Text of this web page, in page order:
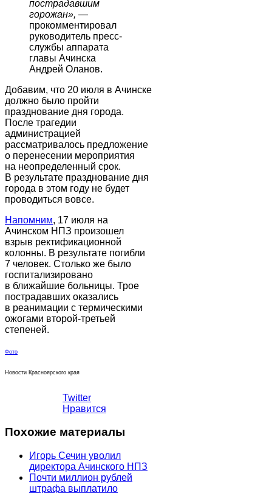
пострадавшим
горожан», —
прокомментировал
руководитель пресс-
службы аппарата
главы Ачинска
Андрей Оланов.
Добавим, что 20 июля в Ачинске
должно было пройти
празднование дня города.
После трагедии
администрацией
рассматривалось предложение
о перенесении мероприятия
на неопределенный срок.
В результате празднование дня
города в этом году не будет
проводиться вовсе.
Напомним, 17 июля на
Ачинском НПЗ произошел
взрыв ректификационной
колонны. В результате погибли
7 человек. Столько же было
госпитализировано
в ближайшие больницы. Трое
пострадавших оказались
в реанимации с термическими
ожогами второй-третьей
степеней.
Фото
Новости Красноярского края
Twitter
Нравится
Похожие материалы
Игорь Сечин уволил
директора Ачинского НПЗ
Почти миллион рублей
штрафа выплатило